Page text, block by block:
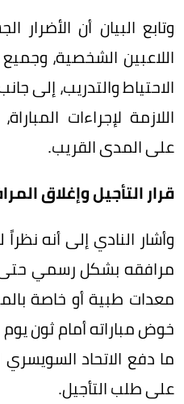
وتابع البيان أن
اللاعبين الشخصية،
الاحتياط والتدريب، إلى
اللازمة لإجراءات
على المدى القريب.
قرار التأجيل وإغلاق
وأشار النادي إلى أنه
مرافقه بشكل رسمي حتى
معدات طبية أو خاصة
ما دفع الاتحاد
على طلب التأجيل.